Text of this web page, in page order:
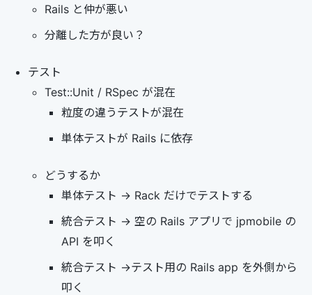
Rails と仲が悪い
分離した方が良い？
テスト
Test::Unit / RSpec が混在
粒度の違うテストが混在
単体テストが Rails に依存
どうするか
単体テスト -> Rack だけでテストする
統合テスト -> 空の Rails アプリで jpmobile の
API を叩く
統合テスト ->テスト用の Rails app を外側から
叩く